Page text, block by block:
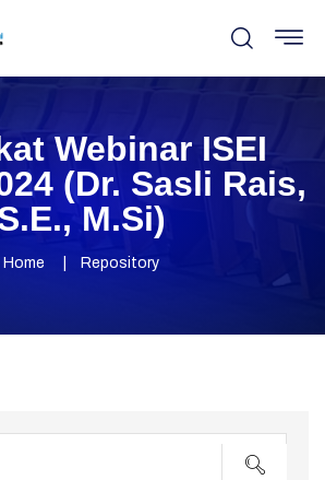
Webinar ISEI
(Dr. Sasli Rais,
M.Si)
Home Repository